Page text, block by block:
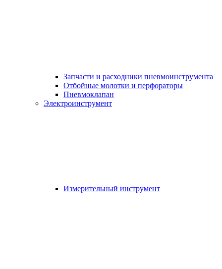
Запчасти и расходники пневмоинструмента
Отбойные молотки и перфораторы
Пневмоклапан
Электроинструмент
Измерительный инструмент